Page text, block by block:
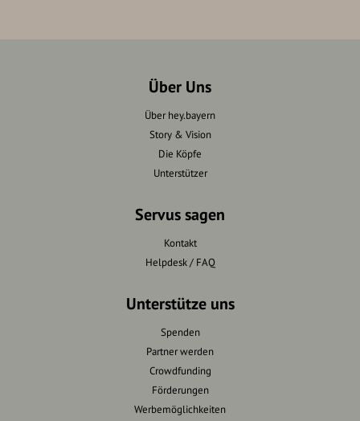
Über Uns
Über hey.bayern
Story & Vision
Die Köpfe
Unterstützer
Servus sagen
Kontakt
Helpdesk / FAQ
Unterstütze uns
Spenden
Partner werden
Crowdfunding
Förderungen
Werbemöglichkeiten